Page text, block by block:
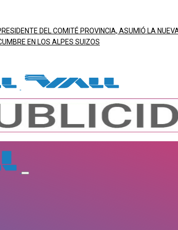
DEL COMITÉ PROVINCIA, ASUMIÓ LA
EN LOS ALPES SUIZOS